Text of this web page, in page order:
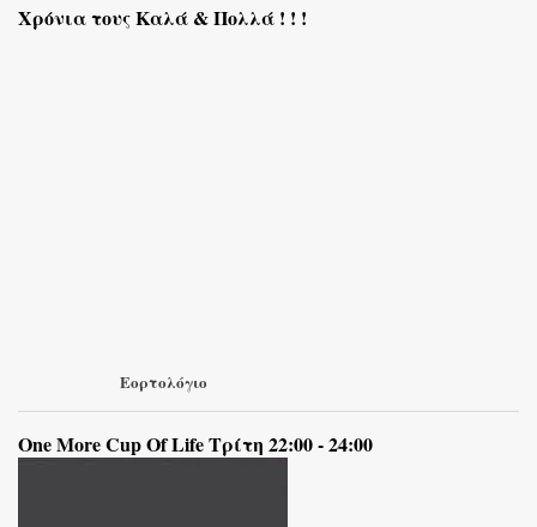
Χρόνια τους Καλά & Πολλά ! ! !
Εορτολόγιο
One More Cup Of Life Τρίτη 22:00 - 24:00